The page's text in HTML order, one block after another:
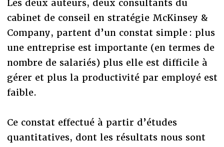
Les deux auteurs, deux consultants du
cabinet de conseil en stratégie McKinsey &
Company, partent d’un constat simple : plus
une entreprise est importante (en termes de
nombre de salariés) plus elle est difficile à
gérer et plus la productivité par employé est
faible.
Ce constat effectué à partir d’études
quantitatives, dont les résultats nous sont